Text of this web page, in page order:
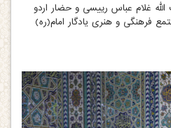
غلام عباس رییسی و حضار اردو
فرهنگی و هنری یادگار امام(ره)